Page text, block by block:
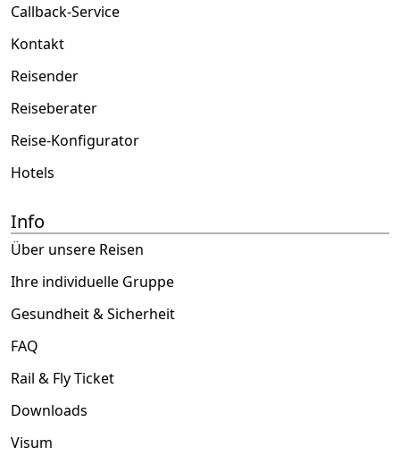
Callback-Service
Kontakt
Reisender
Reiseberater
Reise-Konfigurator
Hotels
Info
Über unsere Reisen
Ihre individuelle Gruppe
Gesundheit & Sicherheit
FAQ
Rail & Fly Ticket
Downloads
Visum